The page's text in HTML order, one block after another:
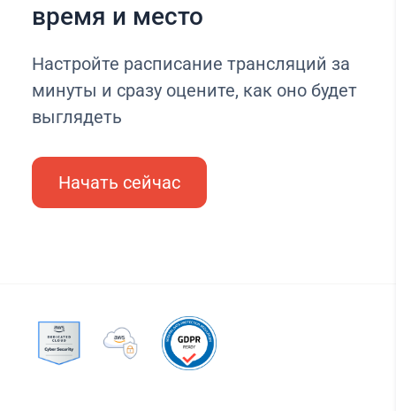
время и место
Настройте расписание трансляций за
минуты и сразу оцените, как оно будет
выглядеть
Начать сейчас